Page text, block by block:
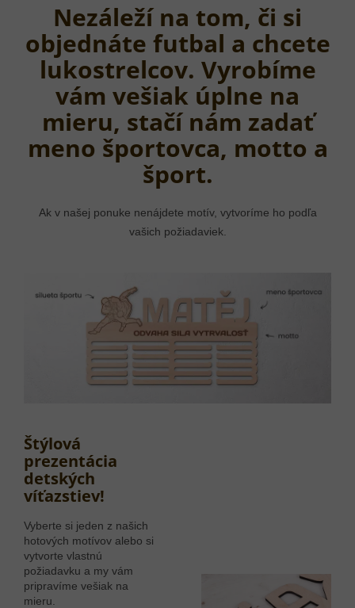
Nezáleží na tom, či si
objednáte futbal a chcete
lukostrelcov. Vyrobíme
vám vešiak úplne na
mieru, stačí nám zadať
meno športovca, motto a
šport.
Ak v našej ponuke nenájdete motív, vytvoríme ho podľa
vašich požiadaviek.
Štýlová
prezentácia
detských
víťazstiev!
Vyberte si jeden z našich
hotových motívov alebo si
vytvorte vlastnú
požiadavku a my vám
pripravíme vešiak na
mieru.